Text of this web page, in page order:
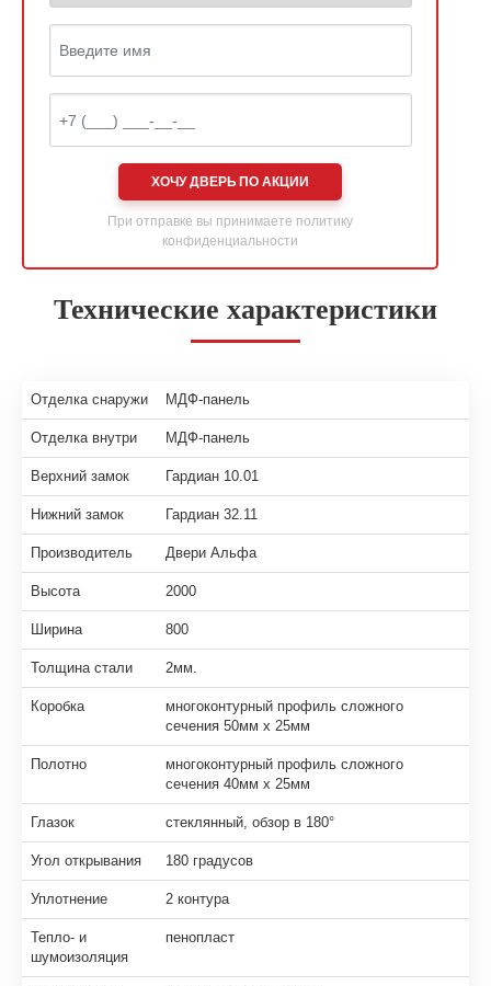
ХОЧУ ДВЕРЬ ПО АКЦИИ
При отправке вы принимаете политику
конфиденциальности
Технические характеристики
Отделка снаружи МДФ-панель
Отделка внутри МДФ-панель
Верхний замок Гардиан 10.01
Нижний замок Гардиан 32.11
Производитель Двери Альфа
Высота 2000
Ширина 800
Толщина стали 2мм.
Коробка
многоконтурный профиль сложного
сечения 50мм х 25мм
Полотно
многоконтурный профиль сложного
сечения 40мм х 25мм
Глазок стеклянный, обзор в 180°
Угол открывания 180 градусов
Уплотнение 2 контура
Тепло- и
шумоизоляция
пенопласт